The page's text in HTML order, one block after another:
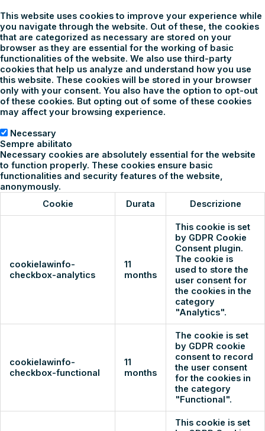
This website uses cookies to improve your experience while
you navigate through the website. Out of these, the cookies
that are categorized as necessary are stored on your
browser as they are essential for the working of basic
functionalities of the website. We also use third-party
cookies that help us analyze and understand how you use
this website. These cookies will be stored in your browser
only with your consent. You also have the option to opt-out
of these cookies. But opting out of some of these cookies
may affect your browsing experience.
Necessary
Sempre abilitato
Necessary cookies are absolutely essential for the website
to function properly. These cookies ensure basic
functionalities and security features of the website,
anonymously.
Cookie
Durata Descrizione
cookielawinfo-
checkbox-analytics
11
months
This cookie is set
by GDPR Cookie
Consent plugin.
The cookie is
used to store the
user consent for
the cookies in the
category
"Analytics".
cookielawinfo-
checkbox-functional
11
months
The cookie is set
by GDPR cookie
consent to record
the user consent
for the cookies in
the category
"Functional".
This cookie is set